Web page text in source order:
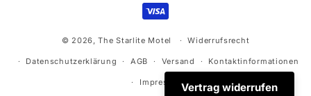
© 2026,The Starlite Motel Widerrufsrecht
Datenschutzerklärung AGB Versand Kontaktinformationen
ImpressumVertrag widerrufen